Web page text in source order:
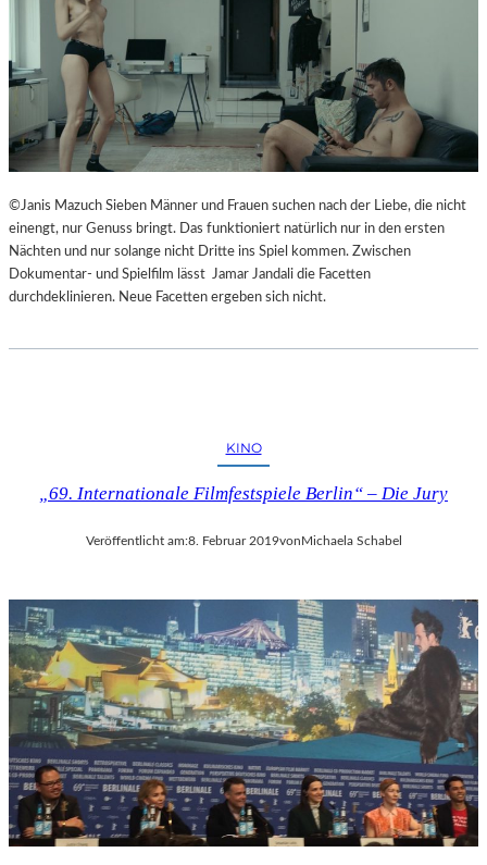
©Janis Mazuch Sieben Männer und Frauen suchen nach der Liebe, die nicht
einengt, nur Genuss bringt. Das funktioniert natürlich nur in den ersten
Nächten und nur solange nicht Dritte ins Spiel kommen. Zwischen
Dokumentar- und Spielfilm lässt Jamar Jandali die Facetten
durchdeklinieren. Neue Facetten ergeben sich nicht.
KINO
„69. Internationale Filmfestspiele Berlin“ – Die Jury
Veröffentlicht am:8. Februar 2019vonMichaela Schabel